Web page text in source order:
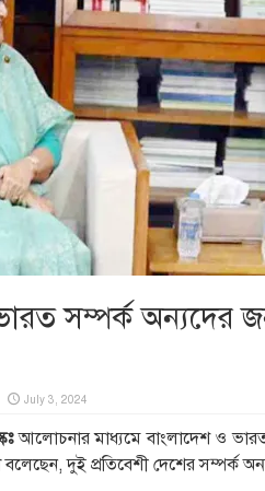
সম্পর্ক অন্যদের
July 3, 2024
আলোচনার মাধ্যমে বাংলাদেশ ও ভারত
বলেছেন, দুই প্রতিবেশী দেশের সম্পর্ক